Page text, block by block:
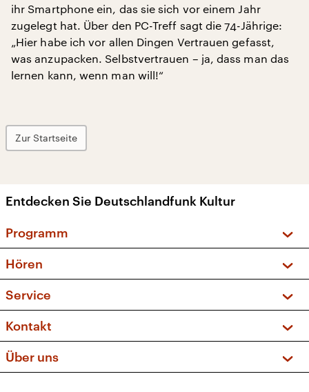
ihr Smartphone ein, das sie sich vor einem Jahr
zugelegt hat. Über den PC-Treff sagt die 74-Jährige:
„Hier habe ich vor allen Dingen Vertrauen gefasst,
was anzupacken. Selbstvertrauen – ja, dass man das
lernen kann, wenn man will!“
Zur Startseite
Entdecken Sie Deutschlandfunk Kultur
Programm
Sendungen und Podcasts
Musikliste
Kakadu – Das Kinderprogramm
Hören
Frequenzen (UKW + DAB+)
Service
FAQ
Apps
Newsletter
Kontakt
Social Media
Über uns